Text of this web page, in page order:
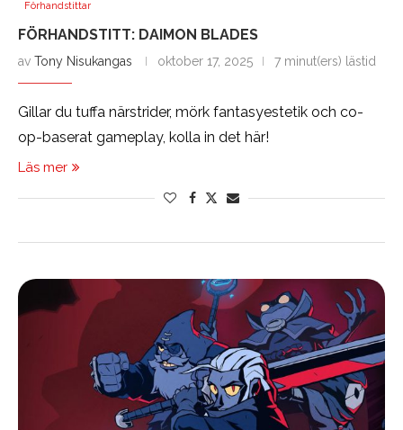
Förhandstittar
FÖRHANDSTITT: DAIMON BLADES
av Tony Nisukangas oktober 17, 2025 7 minut(ers) lästid
Gillar du tuffa närstrider, mörk fantasyestetik och co-
op-baserat gameplay, kolla in det här!
Läs mer